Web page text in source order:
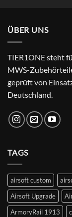
ÜBER UNS
TIER1ONE steht
MWS-
geprüft von
Deutschland.
TAGS
airsoft custom
Airsoft Upgrade
ArmoryRail 1913